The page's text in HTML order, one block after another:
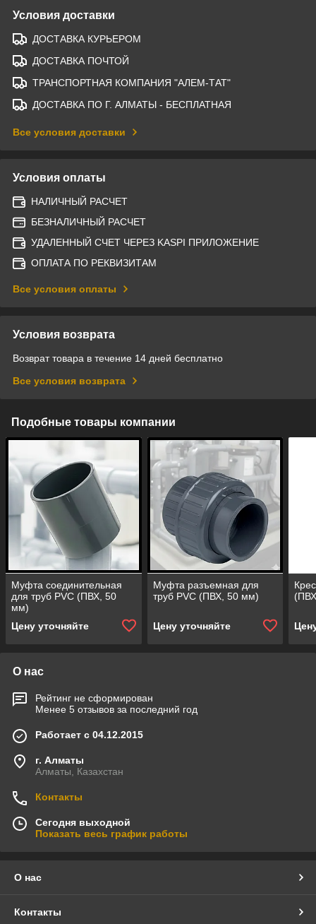
Условия доставки
ДОСТАВКА КУРЬЕРОМ
ДОСТАВКА ПОЧТОЙ
ТРАНСПОРТНАЯ КОМПАНИЯ "АЛЕМ-ТАТ"
ДОСТАВКА ПО Г. АЛМАТЫ - БЕСПЛАТНАЯ
Все условия доставки
Условия оплаты
НАЛИЧНЫЙ РАСЧЕТ
БЕЗНАЛИЧНЫЙ РАСЧЕТ
УДАЛЕННЫЙ СЧЕТ ЧЕРЕЗ KASPI ПРИЛОЖЕНИЕ
ОПЛАТА ПО РЕКВИЗИТАМ
Все условия оплаты
Условия возврата
Возврат товара в течение 14 дней бесплатно
Все условия возврата
Подобные товары компании
Муфта соединительная
для труб PVC (ПВХ, 50
мм)
Цену уточняйте
Муфта разъемная для
труб PVC (ПВХ, 50 мм)
Цену уточняйте
О нас
Рейтинг не сформирован
Менее 5 отзывов за последний год
Работает с 04.12.2015
г. Алматы
Алматы, Казахстан
Контакты
Сегодня выходной
Показать весь график работы
О нас
Контакты